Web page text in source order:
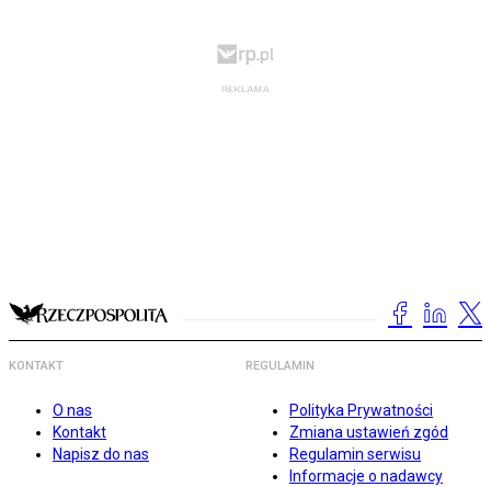
KONTAKT
O nas
Kontakt
Napisz do nas
REGULAMIN
Polityka Prywatności
Zmiana ustawień zgód
Regulamin serwisu
Informacje o nadawcy